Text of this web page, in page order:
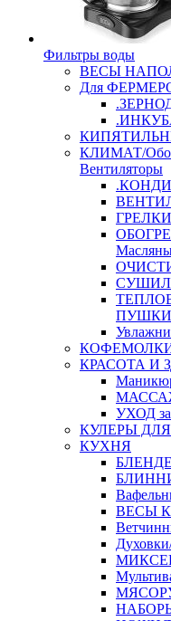
Фильтры воды
ВЕСЫ
Для
КЛИМАТ/
Вентиляторы
ГРЕЛКИ
ПУШКИ
КРАСОТА И
УХОД
КУЛЕРЫ
КУХНЯ
ВЕСЫ